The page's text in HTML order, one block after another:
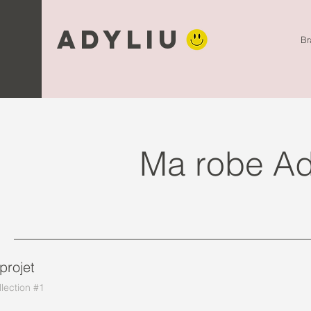
Adyliu
Ma robe
#1